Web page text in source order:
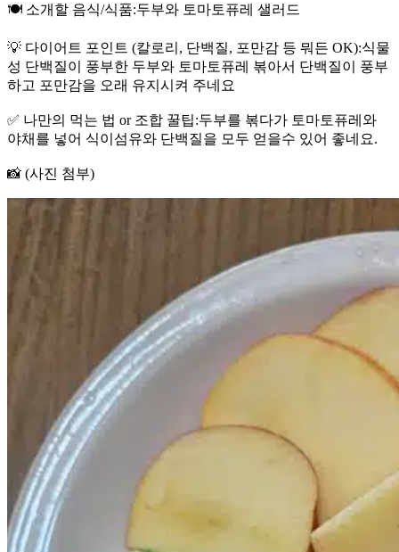
🍽️ 소개할 음식/식품:두부와 토마토퓨레 샐러드
💡 다이어트 포인트 (칼로리, 단백질, 포만감 등 뭐든 OK):식물
성 단백질이 풍부한 두부와 토마토퓨레 볶아서 단백질이 풍부
하고 포만감을 오래 유지시켜 주네요
✅ 나만의 먹는 법 or 조합 꿀팁:두부를 볶다가 토마토퓨레와
야채를 넣어 식이섬유와 단백질을 모두 얻을수 있어 좋네요.
📸 (사진 첨부)